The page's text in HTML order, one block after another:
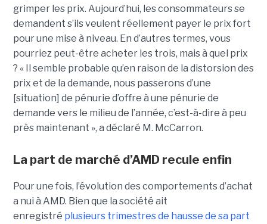
grimper les prix. Aujourd’hui, les consommateurs se
demandent s’ils veulent réellement payer le prix fort
pour une mise à niveau. En d’autres termes, vous
pourriez peut-être acheter les trois, mais à quel prix
? « Il semble probable qu’en raison de la distorsion des
prix et de la demande, nous passerons d’une
[situation] de pénurie d’offre à une pénurie de
demande vers le milieu de l’année, c’est-à-dire à peu
près maintenant », a déclaré M. McCarron.
La part de marché d’AMD recule enfin
Pour une fois, l’évolution des comportements d’achat
a nui à AMD. Bien que la société ait
enregistré plusieurs trimestres de hausse de sa part